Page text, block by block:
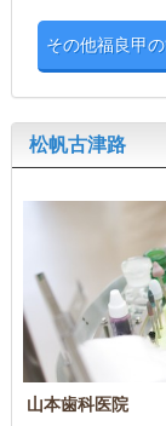
その他福良甲
松帆古津路
山本歯科医院